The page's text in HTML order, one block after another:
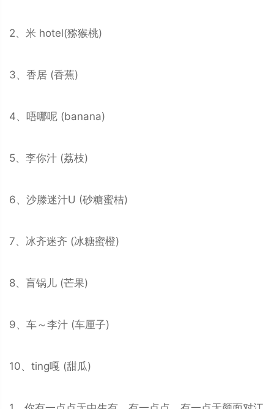
2、米 hotel(猕猴桃)
3、香居 (香蕉)
4、唔哪呢 (banana)
5、李你汁 (荔枝)
6、沙滕迷汁U (砂糖蜜桔)
7、冰齐迷齐 (冰糖蜜橙)
8、盲锅儿 (芒果)
9、车～李汁 (车厘子)
10、ting嘎 (甜瓜)